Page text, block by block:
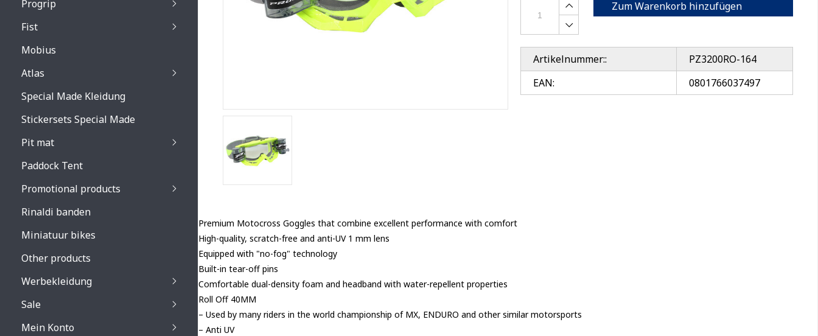
Ventury accessoires
Performance accessoires
Ventury accessoires
Primal / Split / Hustle accessoires
Progrip
Venom 3200 / Atzaki 3201 lenses
Fist
Mobius
Atlas
Special Made Kleidung
Stickersets Special Made
Pit mat
Paddock Tent
Promotional products
Rinaldi banden
Miniatuur bikes
Other products
Werbekleidung
Sale
Mein Konto
Zum Warenkorb hinzufügen
Artikelnummer::
PZ3200RO-164
EAN:
0801766037497
Premium Motocross Goggles that combine excellent performance with comfort
High-quality, scratch-free and anti-UV 1 mm lens
Equipped with "no-fog" technology
Built-in tear-off pins
Comfortable dual-density foam and headband with water-repellent properties
Roll Off 40MM
– Used by many riders in the world championship of MX, ENDURO and other similar motorsports
– Anti UV